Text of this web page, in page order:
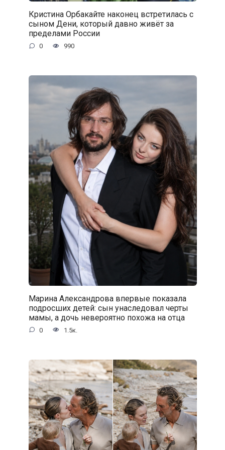
Кристина Орбакайте наконец встретилась с
сыном Дени, который давно живёт за
пределами России
0 990
Марина Александрова впервые показала
подросших детей: сын унаследовал черты
мамы, а дочь невероятно похожа на отца
0 1.5к.